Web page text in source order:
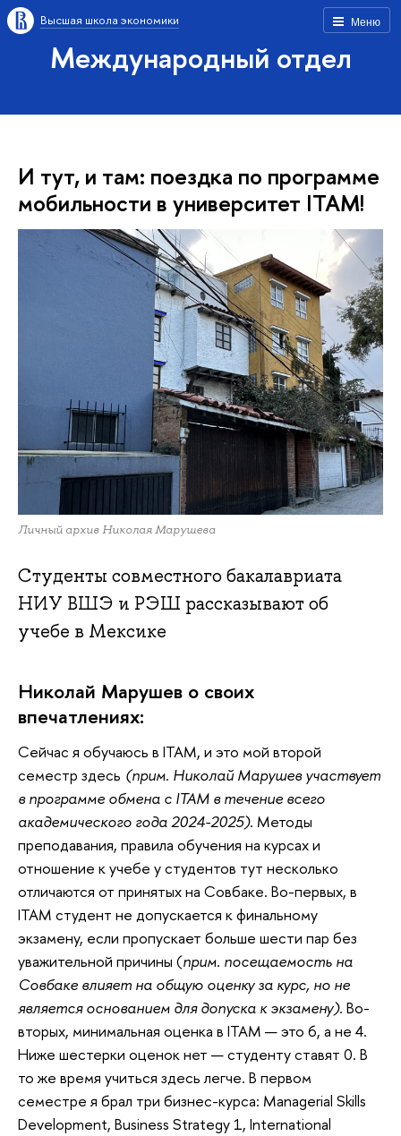
Меню
Высшая школа экономики
Международный отдел
И тут, и там: поездка по программе
мобильности в университет ITAM!
Личный архив Николая Марушева
Студенты совместного бакалавриата
НИУ ВШЭ и РЭШ рассказывают об
учебе в Мексике
Николай Марушев о своих
впечатлениях:
Сейчас я обучаюсь в ITAM, и это мой второй
семестр здесь (прим. Николай Марушев участвует
в программе обмена с ITAM в течение всего
академического года 2024-2025). Методы
преподавания, правила обучения на курсах и
отношение к учебе у студентов тут несколько
отличаются от принятых на Совбаке. Во-первых, в
ITAM студент не допускается к финальному
экзамену, если пропускает больше шести пар без
уважительной причины (прим. посещаемость на
Совбаке влияет на общую оценку за курс, но не
является основанием для допуска к экзамену). Во-
вторых, минимальная оценка в ITAM — это 6, а не 4.
Ниже шестерки оценок нет — студенту ставят 0. В
то же время учиться здесь легче. В первом
семестре я брал три бизнес-курса: Managerial Skills
Development, Business Strategy 1, International